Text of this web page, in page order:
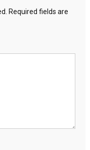
Required fields are